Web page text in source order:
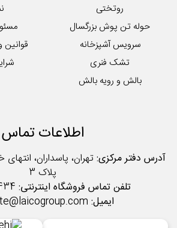
روتختی
حوله تن پوش بزرگسال
سرویس آشپزخانه
تشک فنری
بالش و رویه بالش
قوانین
اطلاعات تماس
آدرس دفتر مرکزی:تهران، پاسداران،
پلاک 3
تلفن تماس فروشگاه اینترنتی:
ایمیل: